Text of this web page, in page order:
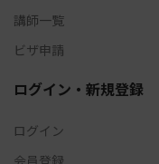
講師一覧
ビザ申請
ログイン・新規登録
ログイン
会員登録